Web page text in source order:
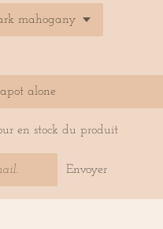
en stock du produit
Envoyer